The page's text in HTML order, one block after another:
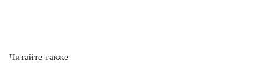
Читайте также